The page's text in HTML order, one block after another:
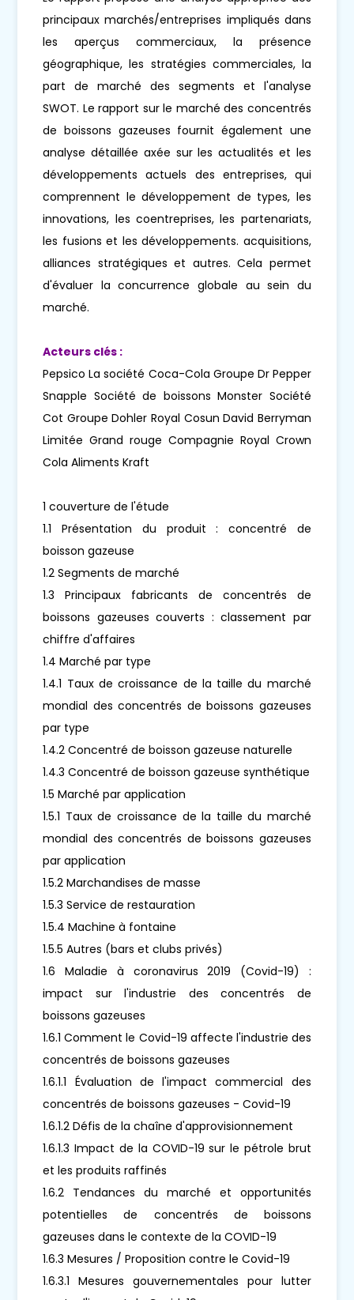
principaux marchés/entreprises impliqués dans
les aperçus commerciaux, la présence
géographique, les stratégies commerciales, la
part de marché des segments et l'analyse
SWOT. Le rapport sur le marché des concentrés
de boissons gazeuses fournit également une
analyse détaillée axée sur les actualités et les
développements actuels des entreprises, qui
comprennent le développement de types, les
innovations, les coentreprises, les partenariats,
les fusions et les développements. acquisitions,
alliances stratégiques et autres. Cela permet
d'évaluer la concurrence globale au sein du
marché.
Acteurs clés :
Pepsico La société Coca-Cola Groupe Dr Pepper
Snapple Société de boissons Monster Société
Cot Groupe Dohler Royal Cosun David Berryman
Limitée Grand rouge Compagnie Royal Crown
Cola Aliments Kraft
1 couverture de l'étude
1.1 Présentation du produit : concentré de
boisson gazeuse
1.2 Segments de marché
1.3 Principaux fabricants de concentrés de
boissons gazeuses couverts : classement par
chiffre d'affaires
1.4 Marché par type
1.4.1 Taux de croissance de la taille du marché
mondial des concentrés de boissons gazeuses
par type
1.4.2 Concentré de boisson gazeuse naturelle
1.4.3 Concentré de boisson gazeuse synthétique
1.5 Marché par application
1.5.1 Taux de croissance de la taille du marché
mondial des concentrés de boissons gazeuses
par application
1.5.2 Marchandises de masse
1.5.3 Service de restauration
1.5.4 Machine à fontaine
1.5.5 Autres (bars et clubs privés)
1.6 Maladie à coronavirus 2019 (Covid-19) :
impact sur l'industrie des concentrés de
boissons gazeuses
1.6.1 Comment le Covid-19 affecte l'industrie des
concentrés de boissons gazeuses
1.6.1.1 Évaluation de l'impact commercial des
concentrés de boissons gazeuses - Covid-19
1.6.1.2 Défis de la chaîne d'approvisionnement
1.6.1.3 Impact de la COVID-19 sur le pétrole brut
et les produits raffinés
1.6.2 Tendances du marché et opportunités
potentielles de concentrés de boissons
gazeuses dans le contexte de la COVID-19
1.6.3 Mesures / Proposition contre le Covid-19
1.6.3.1 Mesures gouvernementales pour lutter